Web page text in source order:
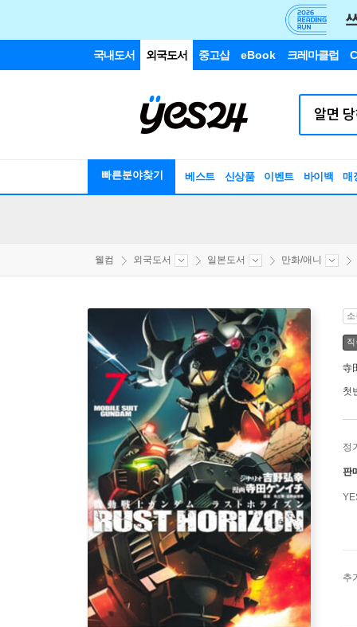
국내도서 외국도서 중고샵 eBook 크레마클럽
빠른분야찾기 베스트 신상품 이벤트 바이백 매
웰컴 외국도서 일본도서 만화/애니
寺
첫
정
판
추